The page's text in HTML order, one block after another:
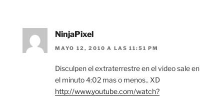
NinjaPixel
MAYO 12, 2010 A LAS 11:51 PM
Disculpen el extraterrestre en el video sale en
el minuto 4:02 mas o menos.. XD
http://www.youtube.com/watch?